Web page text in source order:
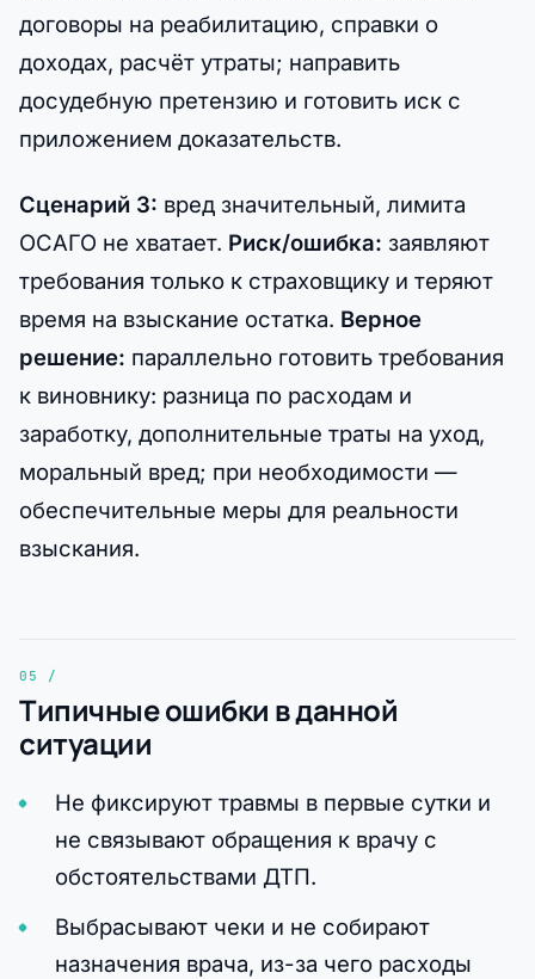
договоры на реабилитацию, справки о
доходах, расчёт утраты; направить
досудебную претензию и готовить иск с
приложением доказательств.
Сценарий 3: вред значительный, лимита
ОСАГО не хватает. Риск/ошибка: заявляют
требования только к страховщику и теряют
время на взыскание остатка. Верное
решение: параллельно готовить требования
к виновнику: разница по расходам и
заработку, дополнительные траты на уход,
моральный вред; при необходимости —
обеспечительные меры для реальности
взыскания.
Типичные ошибки в данной
ситуации
Не фиксируют травмы в первые сутки и
не связывают обращения к врачу с
обстоятельствами ДТП.
Выбрасывают чеки и не собирают
назначения врача, из-за чего расходы